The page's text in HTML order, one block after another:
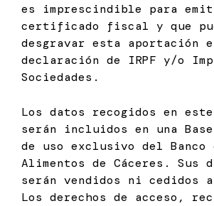
es imprescindible para
certificado fiscal y que
desgravar esta aportación
declaración de IRPF y/o
Sociedades.
Los datos recogidos en
serán incluidos en una
de uso exclusivo del Banco
Alimentos de Cáceres. Sus
serán vendidos ni cedidos
Los derechos de acceso,